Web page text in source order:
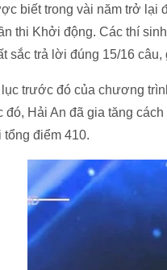
biết trong vài năm trở lại
thi Khởi động. Các thí
sắc trả lời đúng 15/16
lục trước đó của chương
đó, Hải An đã gia tăng
tổng điểm 410.